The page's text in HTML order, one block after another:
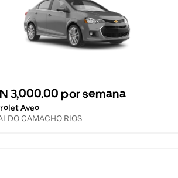
3,000.00 por semana
Aveo
CAMACHO RIOS